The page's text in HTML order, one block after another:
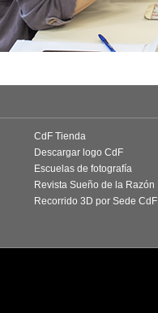
CdF Tienda
Descargar logo CdF
Escuelas de fotografía
Revista Sueño de la Razón
Recorrido 3D por Sede CdF